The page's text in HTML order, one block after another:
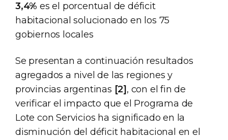
3,4% es el porcentual de déficit
habitacional solucionado en los 75
gobiernos locales
Se presentan a continuación resultados
agregados a nivel de las regiones y
provincias argentinas [2] , con el fin de
verificar el impacto que el Programa de
Lote con Servicios ha significado en la
disminución del déficit habitacional en el